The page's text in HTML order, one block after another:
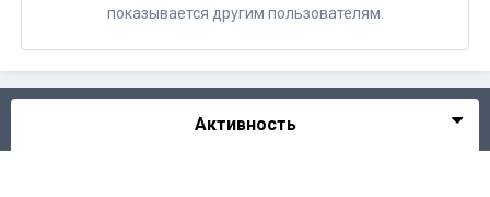
показывается другим пользователям.
Активность